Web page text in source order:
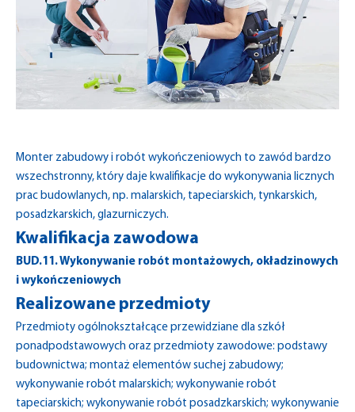
Monter zabudowy i robót wykończeniowych to zawód bardzo
wszechstronny, który daje kwalifikacje do wykonywania licznych
prac budowlanych, np. malarskich, tapeciarskich, tynkarskich,
posadzkarskich, glazurniczych.
Kwalifikacja zawodowa
BUD.11. Wykonywanie robót montażowych, okładzinowych
i wykończeniowych
Realizowane przedmioty
Przedmioty ogólnokształcące przewidziane dla szkół
ponadpodstawowych oraz przedmioty zawodowe: podstawy
budownictwa; montaż elementów suchej zabudowy;
wykonywanie robót malarskich; wykonywanie robót
tapeciarskich; wykonywanie robót posadzkarskich; wykonywanie